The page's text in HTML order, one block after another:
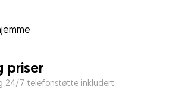
priser
24/7 telefonstøtte inkludert